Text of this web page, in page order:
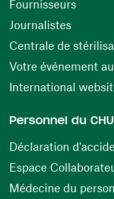
Fournisseurs(ouvre
Journalistes
Centrale de
Votre événement
International
Personnel du
Déclaration
Espace
Médecine du